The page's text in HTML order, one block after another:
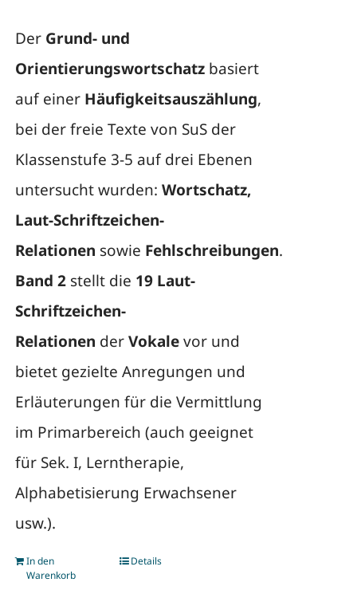
Der Grund- und
Orientierungswortschatzbasiert
auf einer Häufigkeitsauszählung,
bei der freie Texte von SuS der
Klassenstufe 3-5 auf drei Ebenen
untersucht wurden: Wortschatz,
Laut-Schriftzeichen-
Relationen sowie Fehlschreibungen.
Band 2stellt die 19 Laut-
Schriftzeichen-
Relationen derVokalevor und
bietet gezielte Anregungen und
Erläuterungen für die Vermittlung
im Primarbereich (auch geeignet
für Sek. I, Lerntherapie,
Alphabetisierung Erwachsener
usw.).
In den
Warenkorb
Details